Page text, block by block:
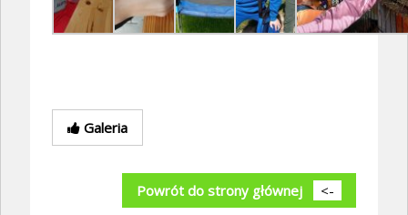
Galeria
Powrót do strony głównej <-